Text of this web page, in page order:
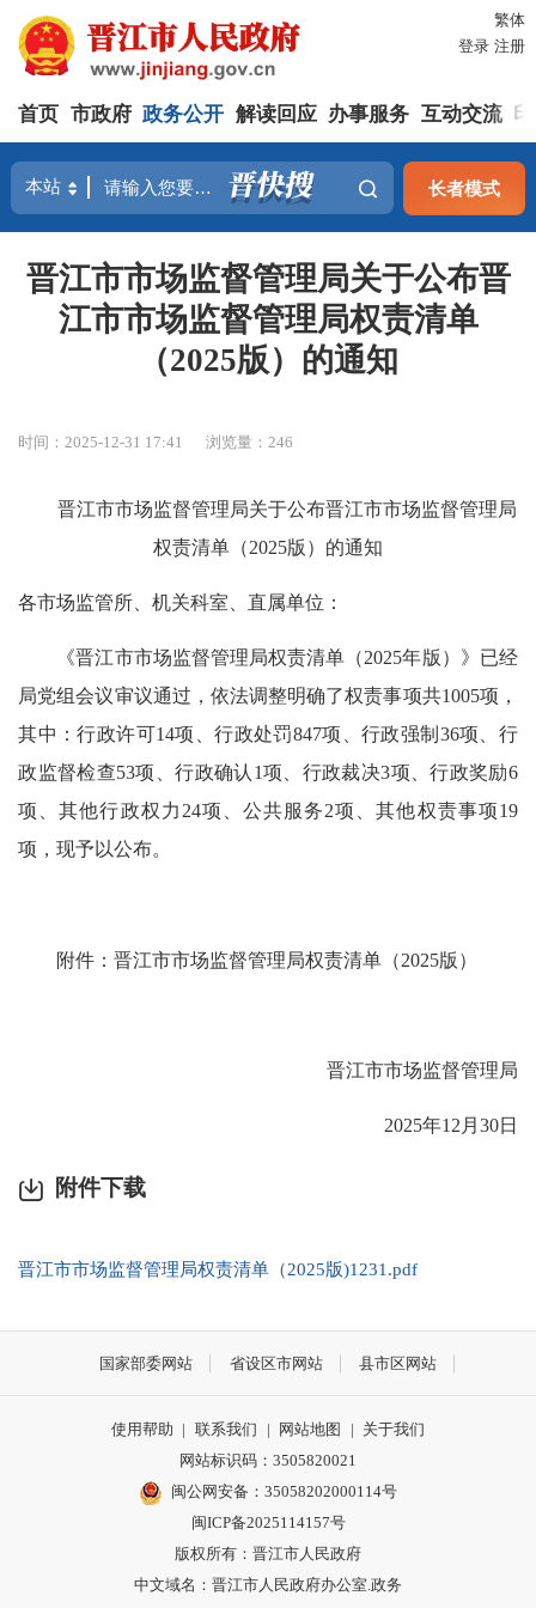
繁体
登录 注册
首页 市政府 政务公开 解读回应 办事服务 互动交流
长者模式
晋江市市场监督管理局关于公布晋
江市市场监督管理局权责清单
（2025版）的通知
时间：2025-12-31 17:41 浏览量：246
晋江市市场监督管理局关于公布晋江市市场监督管理局
权责清单（2025版）的通知
各市场监管所、机关科室、直属单位：
《晋江市市场监督管理局权责清单（2025年版）》已经
局党组会议审议通过，依法调整明确了权责事项共1005项，
其中：行政许可14项、行政处罚847项、行政强制36项、行
政监督检查53项、行政确认1项、行政裁决3项、行政奖励6
项、其他行政权力24项、公共服务2项、其他权责事项19
项，现予以公布。
附件：晋江市市场监督管理局权责清单（2025版）
晋江市市场监督管理局
2025年12月30日
附件下载
晋江市市场监督管理局权责清单（2025版)1231.pdf
国家部委网站 省设区市网站 县市区网站
使用帮助 | 联系我们 | 网站地图 | 关于我们
网站标识码：3505820021
闽公网安备：35058202000114号
闽ICP备2025114157号
版权所有：晋江市人民政府
中文域名：晋江市人民政府办公室.政务